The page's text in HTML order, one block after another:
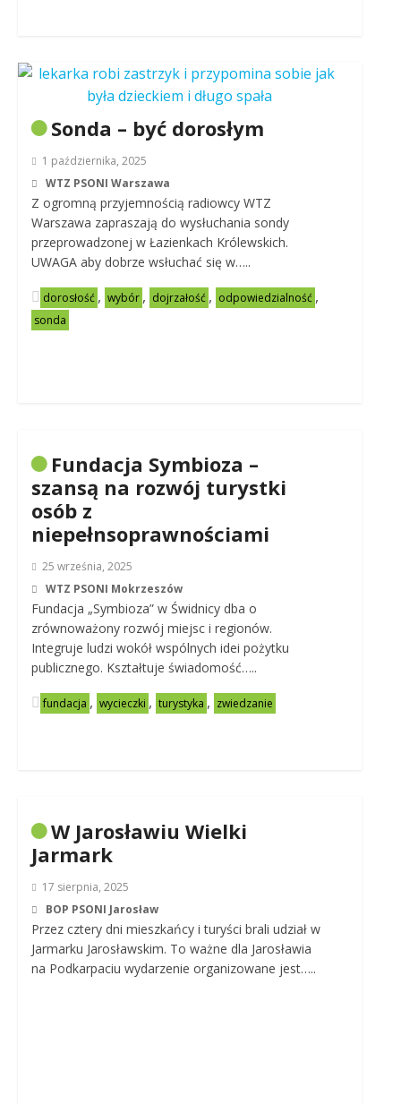
Sonda – być dorosłym
1 października, 2025
WTZ PSONI Warszawa
Z ogromną przyjemnością radiowcy WTZ
Warszawa zapraszają do wysłuchania sondy
przeprowadzonej w Łazienkach Królewskich.
UWAGA aby dobrze wsłuchać się w…..
dorosłość , wybór , dojrzałość , odpowiedzialność ,
sonda
Fundacja Symbioza –
szansą na rozwój turystki
osób z
niepełnsoprawnościami
25 września, 2025
WTZ PSONI Mokrzeszów
Fundacja „Symbioza” w Świdnicy dba o
zrównoważony rozwój miejsc i regionów.
Integruje ludzi wokół wspólnych idei pożytku
publicznego. Kształtuje świadomość…..
fundacja , wycieczki , turystyka , zwiedzanie
W Jarosławiu Wielki
Jarmark
17 sierpnia, 2025
BOP PSONI Jarosław
Przez cztery dni mieszkańcy i turyści brali udział w
Jarmarku Jarosławskim. To ważne dla Jarosławia
na Podkarpaciu wydarzenie organizowane jest…..